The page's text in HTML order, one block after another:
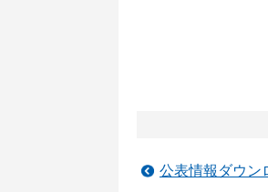
公表情報ダウン